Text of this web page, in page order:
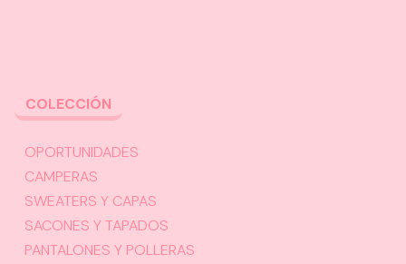
COLECCIÓN
OPORTUNIDADES
CAMPERAS
SWEATERS Y CAPAS
SACONES Y TAPADOS
PANTALONES Y POLLERAS